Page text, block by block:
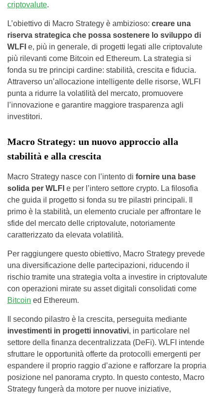
criptovalute.
L’obiettivo di Macro Strategy è ambizioso: creare una
riserva strategica che possa sostenere lo sviluppo di
WLFI e, più in generale, di progetti legati alle criptovalute
più rilevanti come Bitcoin ed Ethereum. La strategia si
fonda su tre principi cardine: stabilità, crescita e fiducia.
Attraverso un’allocazione intelligente delle risorse, WLFI
punta a ridurre la volatilità del mercato, promuovere
l’innovazione e garantire maggiore trasparenza agli
investitori.
Macro Strategy: un nuovo approccio alla
stabilità e alla crescita
Macro Strategy nasce con l’intento di fornire una base
solida per WLFI e per l’intero settore crypto. La filosofia
che guida il progetto si fonda su tre pilastri principali. Il
primo è la stabilità, un elemento cruciale per affrontare le
sfide del mercato delle criptovalute, notoriamente
caratterizzato da elevata volatilità.
Per raggiungere questo obiettivo, Macro Strategy prevede
una diversificazione delle partecipazioni, riducendo il
rischio tramite una strategia volta a investire in criptovalute
con operazioni mirate su asset digitali consolidati come
Bitcoin ed Ethereum.
Il secondo pilastro è la crescita, perseguita mediante
investimenti in progetti innovativi, in particolare nel
settore della finanza decentralizzata (DeFi). WLFI intende
sfruttare le opportunità offerte da protocolli emergenti per
espandere il proprio raggio d’azione e rafforzare la propria
posizione nel panorama crypto. In questo contesto, Macro
Strategy fungerà da motore per nuove iniziative,